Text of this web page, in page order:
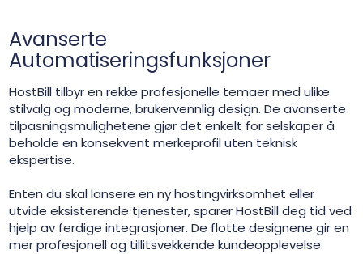
Avanserte
Automatiseringsfunksjoner
HostBill tilbyr en rekke profesjonelle temaer med ulike
stilvalg og moderne, brukervennlig design. De avanserte
tilpasningsmulighetene gjør det enkelt for selskaper å
beholde en konsekvent merkeprofil uten teknisk
ekspertise.
Enten du skal lansere en ny hostingvirksomhet eller
utvide eksisterende tjenester, sparer HostBill deg tid ved
hjelp av ferdige integrasjoner. De flotte designene gir en
mer profesjonell og tillitsvekkende kundeopplevelse.